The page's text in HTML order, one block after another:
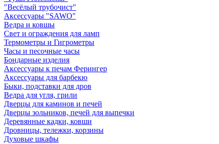
"Весёлый трубочист"
Аксессуары "SAWO"
Ведра и ковшы
Свет и ограждения для ламп
Термометры и Гигрометры
Часы и песочные часы
Бондарные изделия
Аксессуары к печам Ферингер
Аксессуары для барбекю
Быки, подставки для дров
Ведра для угля, грили
Дверцы для каминов и печей
Дверцы зольников, печей для выпечки
Деревянные кадки, ковши
Дровницы, тележки, корзины
Духовые шкафы